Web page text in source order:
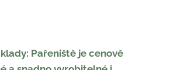
Pařeniště je cenově